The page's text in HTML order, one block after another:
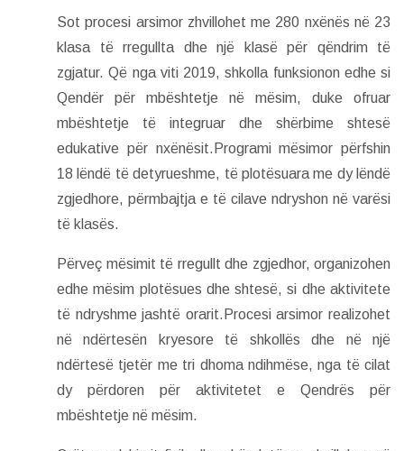
Sot procesi arsimor zhvillohet me 280 nxënës në 23
klasa të rregullta dhe një klasë për qëndrim të
zgjatur. Që nga viti 2019, shkolla funksionon edhe si
Qendër për mbështetje në mësim, duke ofruar
mbështetje të integruar dhe shërbime shtesë
edukative për nxënësit.Programi mësimor përfshin
18 lëndë të detyrueshme, të plotësuara me dy lëndë
zgjedhore, përmbajtja e të cilave ndryshon në varësi
të klasës.
Përveç mësimit të rregullt dhe zgjedhor, organizohen
edhe mësim plotësues dhe shtesë, si dhe aktivitete
të ndryshme jashtë orarit.Procesi arsimor realizohet
në ndërtesën kryesore të shkollës dhe në një
ndërtesë tjetër me tri dhoma ndihmëse, nga të cilat
dy përdoren për aktivitetet e Qendrës për
mbështetje në mësim.